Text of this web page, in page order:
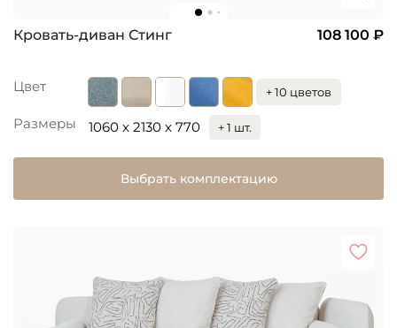
Кровать-диван Стинг 108 100 ₽
Цвет + 10 цветов
Размеры 1060 x 2130 x 770 + 1 шт.
Выбрать комплектацию